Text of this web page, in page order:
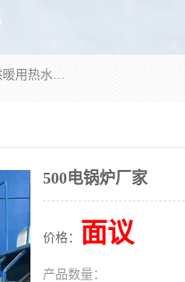
蒸汽锅炉：水管锅炉、火管锅炉、混合式锅炉、其他蒸汽锅炉； 热水锅炉：家用型集中供暖用热水锅炉、其他热水锅炉； 有机热载体锅炉； 船用蒸汽锅炉； （锅炉用辅助设备及装置）蒸汽冷凝器：表面冷凝器、混合式冷凝器、空冷式冷凝器、其他蒸汽冷凝器； 锅炉用辅助设备：节热器、蒸汽收集器、蓄能器、烟垢清除器、气体回收器、泥渣刮除器、空气预热器、其他锅炉用辅助设备；
500电锅炉厂家
价格： 面议
产品数量：